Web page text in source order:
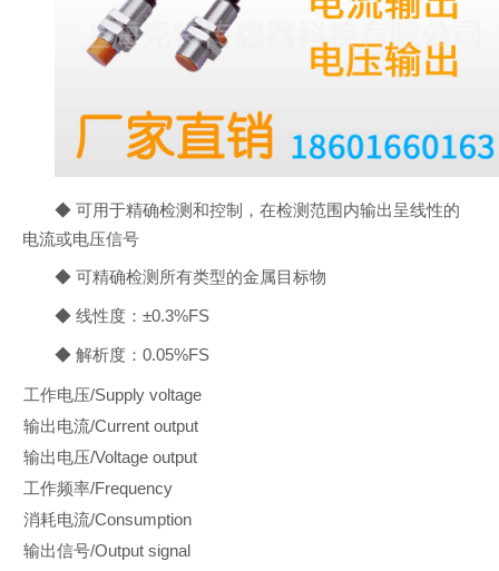
◆ 可用于精确检测和控制，在检测范围内输出呈线性的
电流或电压信号
◆ 可精确检测所有类型的金属目标物
◆ 线性度：±0.3%FS
◆ 解析度：0.05%FS
工作电压/Supply voltage
输出电流/Current output
输出电压/Voltage output
工作频率/Frequency
消耗电流/Consumption
输出信号/Output signal